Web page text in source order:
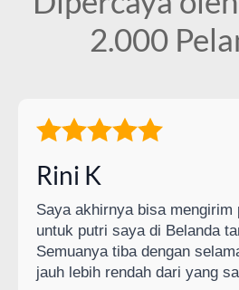
2.000
Rini K
Saya akhirnya bisa mengirim
untuk putri saya di Belanda
Semuanya tiba dengan
jauh lebih rendah dari yang